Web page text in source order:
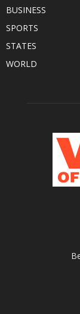
BUSINESS
SPORTS
STATES
WORLD